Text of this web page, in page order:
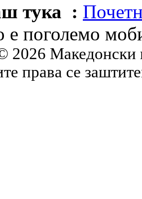
тука :
е поголемо
2026 Македонски
права се